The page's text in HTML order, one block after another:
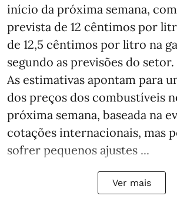
início da próxima semana,
prevista de 12 cêntimos por
de 12,5 cêntimos por litro na
segundo as previsões do setor.
As estimativas apontam para
dos preços dos combustíveis
próxima semana, baseada na
cotações internacionais, mas
sofrer pequenos ajustes ...
Ver mais